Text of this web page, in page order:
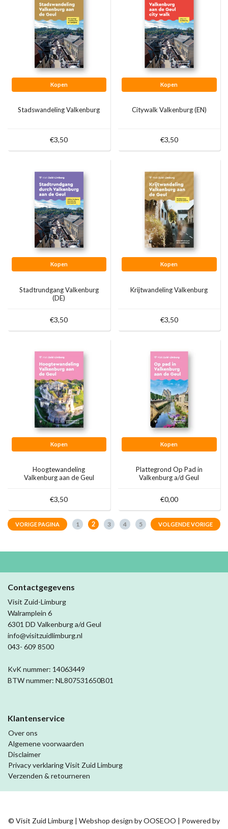
Kopen
Stadswandeling Valkenburg
€3,50
Kopen
Citywalk Valkenburg (EN)
€3,50
Kopen
Stadtrundgang Valkenburg
(DE)
€3,50
Kopen
Krijtwandeling Valkenburg
€3,50
Kopen
Hoogtewandeling
Valkenburg aan de Geul
€3,50
Kopen
Plattegrond Op Pad in
Valkenburg a/d Geul
€0,00
VORIGE PAGINA 1 2 3 4 5 VOLGENDE VORIGE
Contactgegevens
Visit Zuid-Limburg
Walramplein 6
6301 DD Valkenburg a/d Geul
info@visitzuidlimburg.nl
043- 609 8500
KvK nummer: 14063449
BTW nummer: NL807531650B01
Klantenservice
Over ons
Algemene voorwaarden
Disclaimer
Privacy verklaring Visit Zuid Limburg
Verzenden & retourneren
© Visit Zuid Limburg | Webshop design byOOSEOO | Powered by